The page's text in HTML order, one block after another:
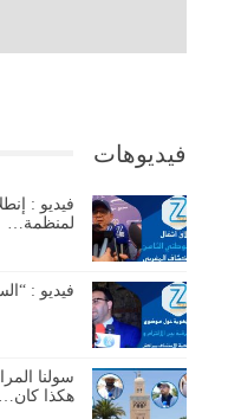
فيديوهات
فيديو :
لمنظمة…
فيديو :
سولنا
هكذا كان…